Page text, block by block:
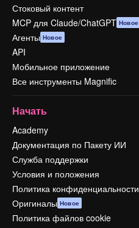
Стоковый контент
MCP для Claude/ChatGPT Новое
Агенты Новое
API
Мобильное приложение
Все инструменты Magnific
Начать
Academy
Документация по Пакету ИИ
Служба поддержки
Условия и положения
Политика конфиденциальности
Оригиналы Новое
Политика файлов cookie